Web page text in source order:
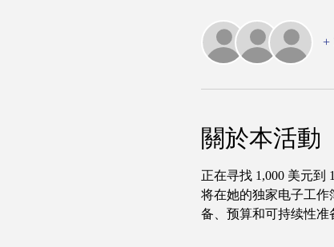
+
關於本活動
正在寻找 1,000 美元到
将在她的独家电子工作
备、预算和可持续性准